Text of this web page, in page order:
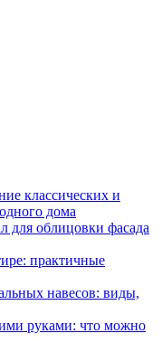
классических и
дома
для облицовки фасада
практичные
навесов: виды,
руками: что можно